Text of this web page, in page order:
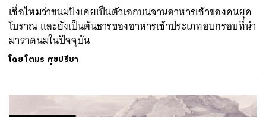
เชื่อไหมว่าขนมปังเคยเป็นตัวเอกบนจานอาหารเช้าของคนยุค
โบราณ และยังเป็นต้นธารของอาหารเช้าประเภทอบกรอบที่นำ
มาราดนมในปัจจุบัน
โดยโตมร ศุขปรีชา